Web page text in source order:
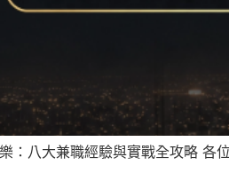
：八大兼職經驗與實戰全攻略 各